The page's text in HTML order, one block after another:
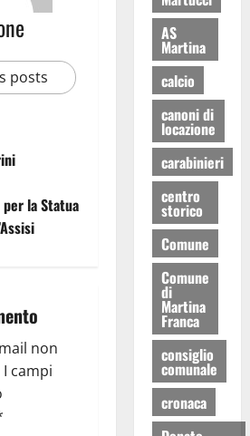
posts
per la Statua
non
I campi
AS
Martina
calcio
canoni di
locazione
carabinieri
centro
storico
Comune
Comune
di
Martina
Franca
consiglio
comunale
cronaca